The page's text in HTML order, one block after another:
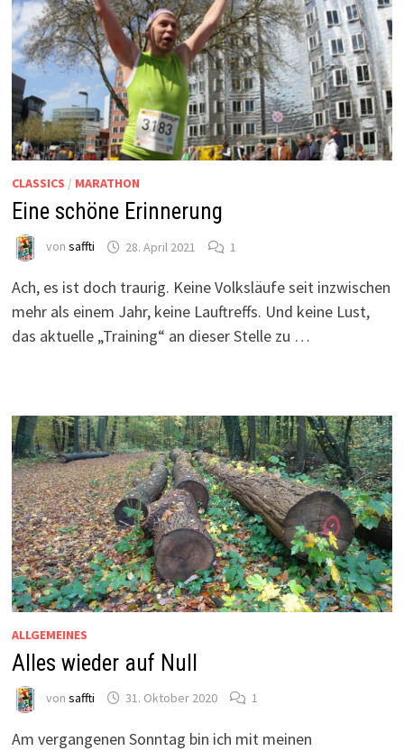
CLASSICS / MARATHON
Eine schöne Erinnerung
von saffti 28. April 2021 1
Ach, es ist doch traurig. Keine Volksläufe seit inzwischen
mehr als einem Jahr, keine Lauftreffs. Und keine Lust,
das aktuelle „Training“ an dieser Stelle zu …
ALLGEMEINES
Alles wieder auf Null
von saffti 31. Oktober 2020 1
Am vergangenen Sonntag bin ich mit meinen